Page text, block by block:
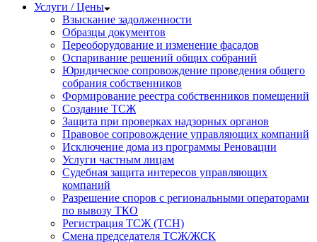
Услуги / Цены
Взыскание задолженности
Образцы документов
Переоборудование и изменение фасадов
Оспаривание решений общих собраний
Юридическое сопровождение проведения общего
собрания собственников
Формирование реестра собственников помещений
Создание ТСЖ
Защита при проверках надзорных органов
Правовое сопровождение управляющих компаний
Исключение дома из программы Реновации
Услуги частным лицам
Судебная защита интересов управляющих
компаний
Разрешение споров с региональными операторами
по вывозу ТКО
Регистрация ТСЖ (ТСН)
Смена председателя ТСЖ/ЖСК